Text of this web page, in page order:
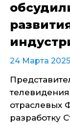
24 Марта
отраслевых
разработку